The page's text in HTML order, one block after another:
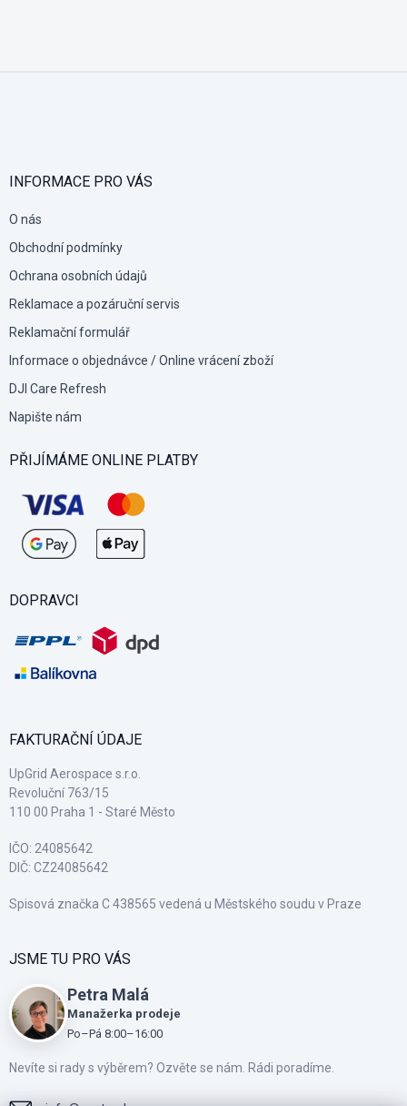
INFORMACE PRO VÁS
O nás
Obchodní podmínky
Ochrana osobních údajů
Reklamace a pozáruční servis
Reklamační formulář
Informace o objednávce / Online vrácení zboží
DJI Care Refresh
Napište nám
PŘIJÍMÁME ONLINE PLATBY
DOPRAVCI
FAKTURAČNÍ ÚDAJE
UpGrid Aerospace s.r.o.
Revoluční 763/15
110 00 Praha 1 - Staré Město
IČO: 24085642
DIČ: CZ24085642
Spisová značka C 438565 vedená u Městského soudu v Praze
JSME TU PRO VÁS
Petra Malá
Manažerka prodeje
Po–Pá 8:00–16:00
Nevíte si rady s výběrem? Ozvěte se nám. Rádi poradíme.